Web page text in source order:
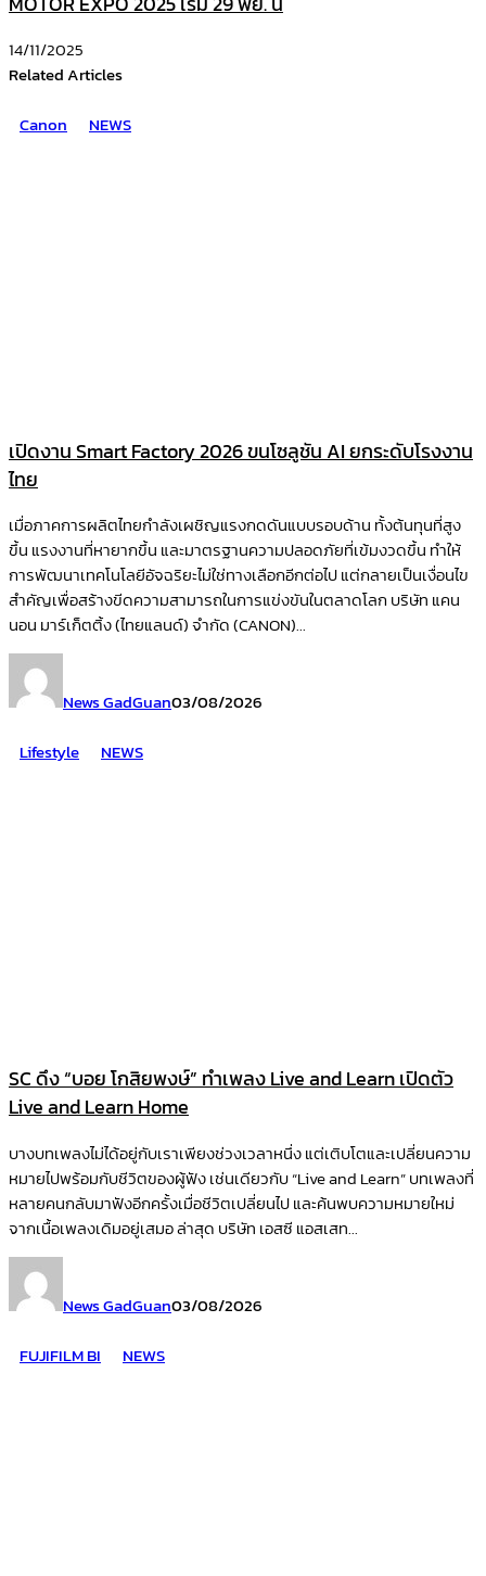
14/11/2025
Related Articles
Canon
NEWS
เปิดงาน Smart Factory 2026 ขนโซลูชัน AI ยกระดับโรงงาน
ไทย
เมื่อภาคการผลิตไทยกำลังเผชิญแรงกดดันแบบรอบด้าน ทั้งต้นทุนที่สูง
ขึ้น แรงงานที่หายากขึ้น และมาตรฐานความปลอดภัยที่เข้มงวดขึ้น ทำให้
การพัฒนาเทคโนโลยีอัจฉริยะไม่ใช่ทางเลือกอีกต่อไป แต่กลายเป็นเงื่อนไข
สำคัญเพื่อสร้างขีดความสามารถในการแข่งขันในตลาดโลก บริษัท แคน
นอน มาร์เก็ตติ้ง (ไทยแลนด์) จำกัด (CANON)...
News GadGuan03/08/2026
Lifestyle
NEWS
SC ดึง “บอย โกสิยพงษ์” ทำเพลง Live and Learn เปิดตัว
Live and Learn Home
บางบทเพลงไม่ได้อยู่กับเราเพียงช่วงเวลาหนึ่ง แต่เติบโตและเปลี่ยนความ
หมายไปพร้อมกับชีวิตของผู้ฟัง เช่นเดียวกับ “Live and Learn” บทเพลงที่
หลายคนกลับมาฟังอีกครั้งเมื่อชีวิตเปลี่ยนไป และค้นพบความหมายใหม่
จากเนื้อเพลงเดิมอยู่เสมอ ล่าสุด บริษัท เอสซี แอสเสท...
News GadGuan03/08/2026
FUJIFILM BI
NEWS